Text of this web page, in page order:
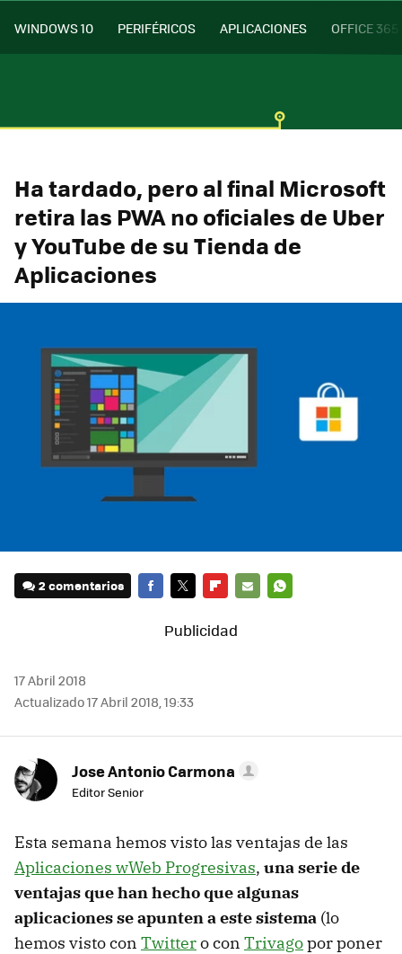
WINDOWS 10 PERIFÉRICOS APLICACIONES OFFICE 365
Ha tardado, pero al final Microsoft
retira las PWA no oficiales de Uber
y YouTube de su Tienda de
Aplicaciones
2 comentarios
MAIL
17 Abril 2018
Actualizado 17 Abril 2018, 19:33
Jose Antonio Carmona
Editor Senior
Esta semana hemos visto las ventajas de las
Aplicaciones wWeb Progresivas, una serie de
ventajas que han hecho que algunas
aplicaciones se apunten a este sistema (lo
hemos visto con Twittero con Trivagopor poner